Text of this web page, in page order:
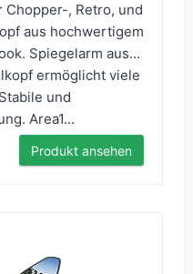
, Retro, und
aus hochwertigem
Spiegelarm aus...
ermöglicht viele
und
Area1...
Produkt ansehen